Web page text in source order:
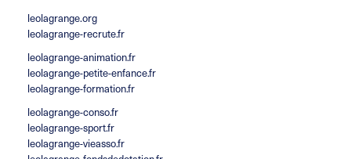
leolagrange.org
leolagrange-recrute.fr
leolagrange-animation.fr
leolagrange-petite-enfance.fr
leolagrange-formation.fr
leolagrange-conso.fr
leolagrange-sport.fr
leolagrange-vieasso.fr